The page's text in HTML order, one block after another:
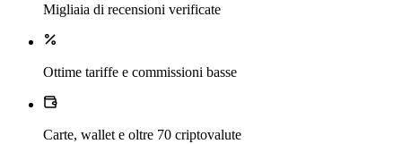
Migliaia di recensioni verificate
Ottime tariffe e commissioni basse
Carte, wallet e oltre 70 criptovalute